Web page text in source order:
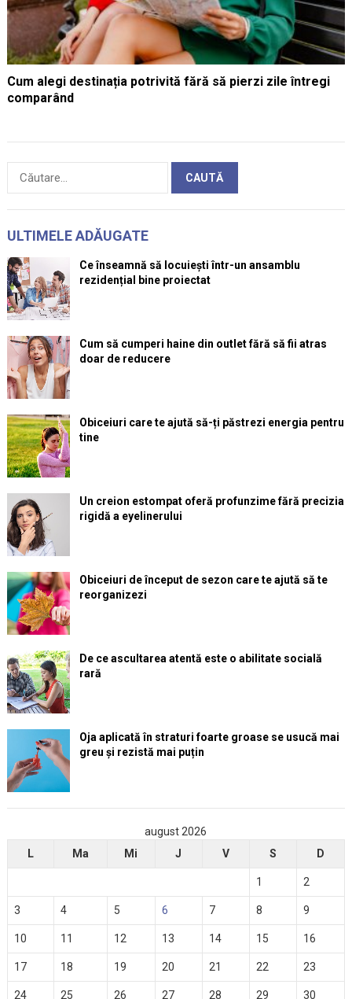
Cum alegi destinația potrivită fără să pierzi zile întregi
comparând
Caută
ULTIMELE ADĂUGATE
Ce înseamnă să locuiești într-un ansamblu
rezidențial bine proiectat
Cum să cumperi haine din outlet fără să fii atras
doar de reducere
Obiceiuri care te ajută să-ți păstrezi energia pentru
tine
Un creion estompat oferă profunzime fără precizia
rigidă a eyelinerului
Obiceiuri de început de sezon care te ajută să te
reorganizezi
De ce ascultarea atentă este o abilitate socială
rară
Oja aplicată în straturi foarte groase se usucă mai
greu și rezistă mai puțin
august 2026
L
Ma Mi J V S D
1 2
3 4 5 6 7 8 9
10 11 12 13 14 15 16
17 18 19 20 21 22 23
24 25 26 27 28 29 30